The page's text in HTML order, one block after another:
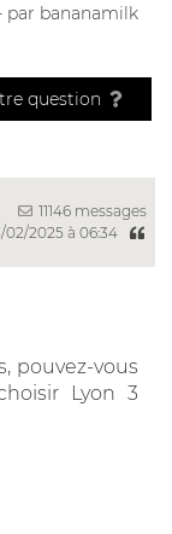
par bananamilk
question
11146 messages
02/2025 à 06:34
pouvez-vous
Lyon 3